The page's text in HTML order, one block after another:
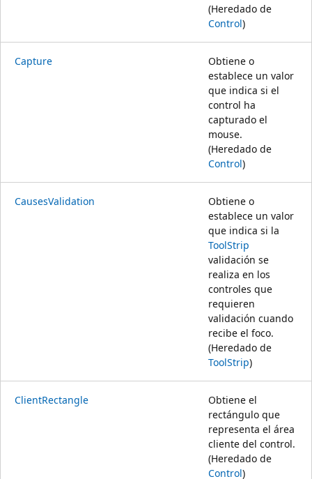
(Heredado de
Control)
Capture
Obtiene o
establece un valor
que indica si el
control ha
capturado el
mouse.
(Heredado de
Control)
CausesValidation
Obtiene o
establece un valor
que indica si la
ToolStrip
validación se
realiza en los
controles que
requieren
validación cuando
recibe el foco.
(Heredado de
ToolStrip)
ClientRectangle
Obtiene el
rectángulo que
representa el área
cliente del control.
(Heredado de
Control)